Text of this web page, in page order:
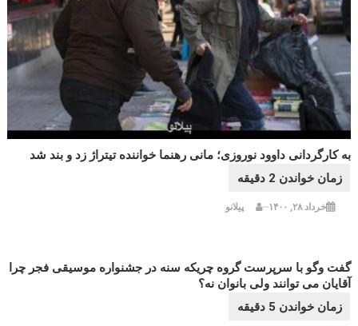
به کارگردانی داوود نوروزی؛ مانی رهنما خواننده تیتراژ زد و بند شد
خرداد ۲۸, ۱۴۰۰ پیلانو
گفت وگو با سرپرست گروه چریکه سنه در جشنواره موسیقی فجر چرا
آقایان می توانند ولی بانوان نه؟